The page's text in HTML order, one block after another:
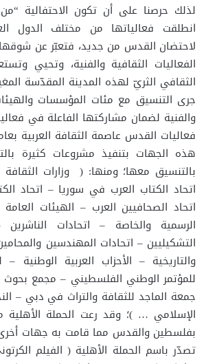
لذلك حرصنا على أن تكون الاحتفالية
انطلقت فعالياتها من مختلف الدول
لاحتضان القدس من جديد، فتعبّر عن
الفعاليات الثقافية والفنية، وتحيي
الثقافي الثريّ لهذه المدينة المقدّسة
جرى التنسيق مع مئات المؤسسات
والفنية لضمان مشاركتها الفاعلة في
فعاليات القدس عاصمة الثقافة العربية
هذه الجهات بتنفيذ مشروعات كثيرة
بالتنسيق معها؛ ومنها: ( وزارات
اتحاد الكتاب العرب في سوريا – اتحاد
اتحاد الصحافيين العرب – الهيئات
الرسمية والخاصة – اتحادات الناشرين
التشكيليين – اتحادات المهندسين
والتاريخية – الأحزاب العربية الوطنية –
للمؤتمر الوطني الفلسطيني – مجمع
جمعة الماجد للثقافة والتراث في دبي –
الإسلامي … )؛ وقد رعت الحملة الأهلية
بفلسطين والقدس مما قامت به جهات
تصدّر باسم الحملة الأهلية ( الفيلم